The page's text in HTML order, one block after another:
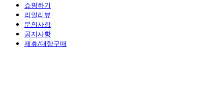
쇼핑하기
리얼리뷰
문의사항
공지사항
제휴/대량구매